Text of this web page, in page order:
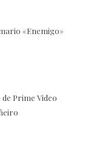
«Enemigo»
Prime Video